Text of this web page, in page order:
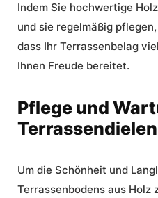
Indem Sie hochwertige
und sie regelmäßig
dass Ihr Terrassenbelag
Ihnen Freude bereitet.
Pflege und
Terrassendielen
Um die Schönheit und
Terrassenbodens aus Holz